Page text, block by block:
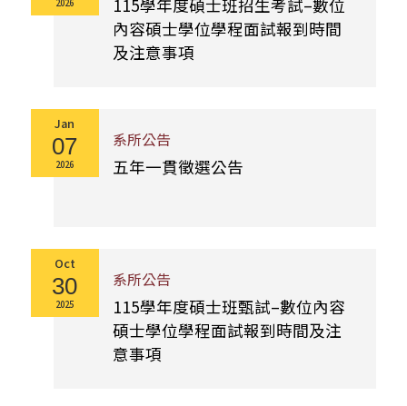
115學年度碩士班招生考試–數位
內容碩士學位學程面試報到時間
及注意事項
Jan
07
2026
系所公告
五年一貫徵選公告
Oct
30
2025
系所公告
115學年度碩士班甄試–數位內容
碩士學位學程面試報到時間及注
意事項